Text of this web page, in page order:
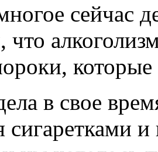
сейчас
что
в свое
сигаретками